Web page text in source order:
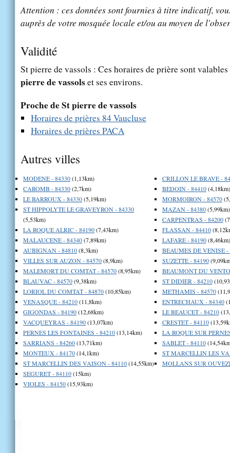
Attention : ces données sont fournies à titre indicatif,
auprès de votre mosquée locale et/ou au moyen de
Validité
St pierre de vassols : Ces horaires de prière sont
pierre de vassolset ses environs.
Proche de St pierre de vassols
Horaires de prières 84 Vaucluse
Horaires de prières PACA
Autres villes
MODENE - 84330(1,13km)
CAROMB - 84330(2,7km)
LE BARROUX - 84330(5,19km)
ST HIPPOLYTE LE GRAVEYRON - 84330
(5,53km)
LA ROQUE ALRIC - 84190(7,43km)
MALAUCENE - 84340(7,89km)
AUBIGNAN - 84810(8,3km)
VILLES SUR AUZON - 84570(8,9km)
MALEMORT DU COMTAT - 84570(8,95km)
BLAUVAC - 84570(9,38km)
LORIOL DU COMTAT - 84870(10,85km)
VENASQUE - 84210(11,8km)
GIGONDAS - 84190(12,68km)
VACQUEYRAS - 84190(13,07km)
PERNES LES FONTAINES - 84210(13,14km)
SARRIANS - 84260(13,71km)
MONTEUX - 84170(14,1km)
ST MARCELLIN DES VAISON - 84110(14,55km)
SEGURET - 84110(15km)
VIOLES - 84150(15,93km)
CRILLON LE BRAVE -
BEDOIN - 84410(4,18km)
MORMOIRON - 84570
MAZAN - 84380(5,99km)
CARPENTRAS - 84200
FLASSAN - 84410
LAFARE - 84190(8,46km)
BEAUMES DE VENISE -
SUZETTE - 84190
BEAUMONT DU
ST DIDIER - 84210
METHAMIS - 84570
ENTRECHAUX - 84340
LE BEAUCET - 84210
CRESTET - 84110
LA ROQUE SUR
SABLET - 84110
ST MARCELLIN LES
MOLLANS SUR